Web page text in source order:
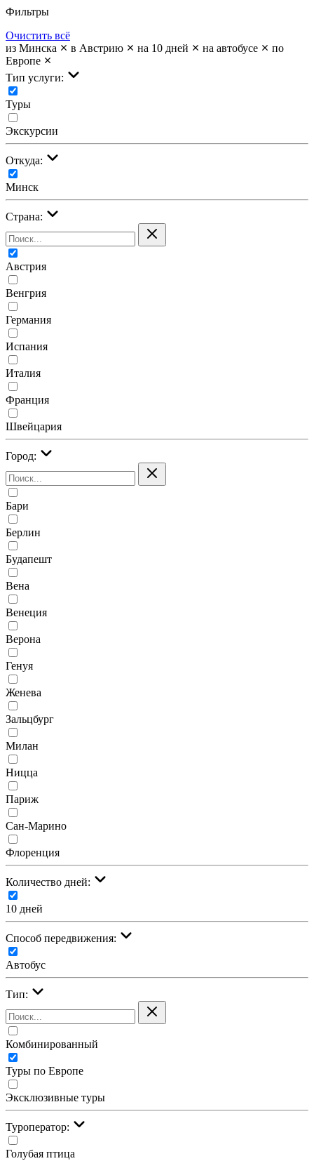
Фильтры
Очистить всё
из Минска
в Австрию на 10 дней на автобусе
по
Европе
Тип услуги:
Туры
Экскурсии
Откуда:
Минск
Страна:
Австрия
Венгрия
Германия
Испания
Италия
Франция
Швейцария
Город:
Бари
Берлин
Будапешт
Вена
Венеция
Верона
Генуя
Женева
Зальцбург
Милан
Ницца
Париж
Сан-Марино
Флоренция
Количество дней:
10 дней
Cпособ передвижения:
Автобус
Тип:
Комбинированный
Туры по Европе
Эксклюзивные туры
Туроператор:
Голубая птица